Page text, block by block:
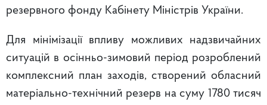
резервного фонду Кабінету Міністрів України.
Для мінімізації впливу можливих надзвичайних
ситуацій в осінньо-зимовий період розроблений
комплексний план заходів, створений обласний
матеріально-технічний резерв на суму 1780 тисяч